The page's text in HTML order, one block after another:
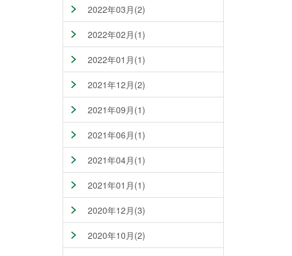
2022年03月(2)
2022年02月(1)
2022年01月(1)
2021年12月(2)
2021年09月(1)
2021年06月(1)
2021年04月(1)
2021年01月(1)
2020年12月(3)
2020年10月(2)